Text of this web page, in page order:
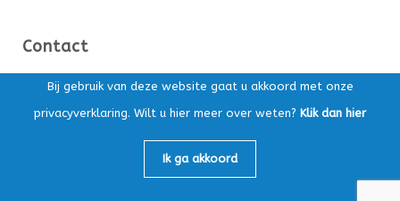
Bij gebruik van deze website gaat u akkoord met onze
privacyverklaring. Wilt u hier meer over weten? Klik dan hier
Ik ga akkoord
Contact
Ds. Kuypersstraat 14T, 3863 CA Nijkerk